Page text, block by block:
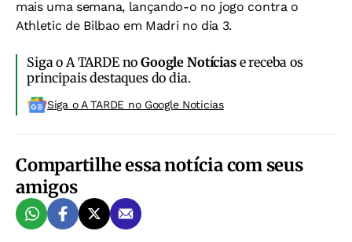
mais uma semana, lançando-o no jogo contra o
Athletic de Bilbao em Madri no dia 3.
Siga o A TARDE noGoogle Notíciase receba os
principais destaques do dia.
Siga o A TARDE no Google Noticias
Compartilhe essa notícia com seus
amigos